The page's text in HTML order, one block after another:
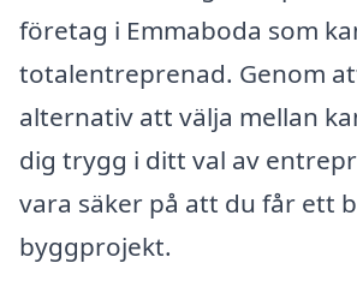
företag i Emmaboda som
totalentreprenad. Genom
alternativ att välja mellan
dig trygg i ditt val av
vara säker på att du får ett
byggprojekt.